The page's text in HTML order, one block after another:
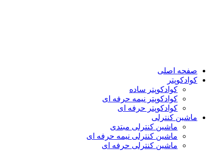
صفحه اصلی
کوادکوپتر
کوادکوپتر ساده
کوادکوپتر نیمه حرفه ای
کوادکوپتر حرفه ای
ماشین کنترلی
ماشین کنترلی مبتدی
ماشین کنترلی نیمه حرفه ای
ماشین کنترلی حرفه ای